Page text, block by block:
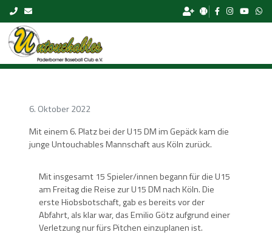
Skip to content
6. Oktober 2022
Mit einem 6. Platz bei der U15 DM im Gepäck kam die
junge Untouchables Mannschaft aus Köln zurück.
Mit insgesamt 15 Spieler/innen begann für die U15
am Freitag die Reise zur U15 DM nach Köln. Die
erste Hiobsbotschaft, gab es bereits vor der
Abfahrt, als klar war, das Emilio Götz aufgrund einer
Verletzung nur fürs Pitchen einzuplanen ist.